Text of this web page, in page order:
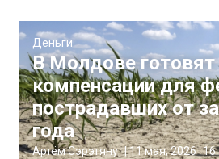
Деньги
В Молдове готовят
компенсации для
пострадавших от
года
Артём Сэрэтяну |11 мая, 2026